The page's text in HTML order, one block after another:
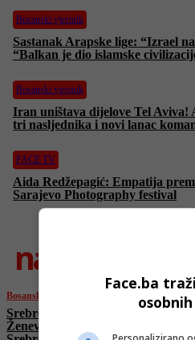
Bosanski vjestnik
Sastanak Arapske lige: “Izrael
“Balkan je dio islamske
Bosanski vjestnik
Iran uništava dijelove Tel Aviva!
tri nasljednika i novi lanac
FACE TV
Aida Redžepagić: Empatija
Sarajevo Photography festival
najnovije
Bosanski vjestnik
Srebreničanin Šukrija Meholjić
Ženevu! “Pred UN-om se sjećamo
Face.ba